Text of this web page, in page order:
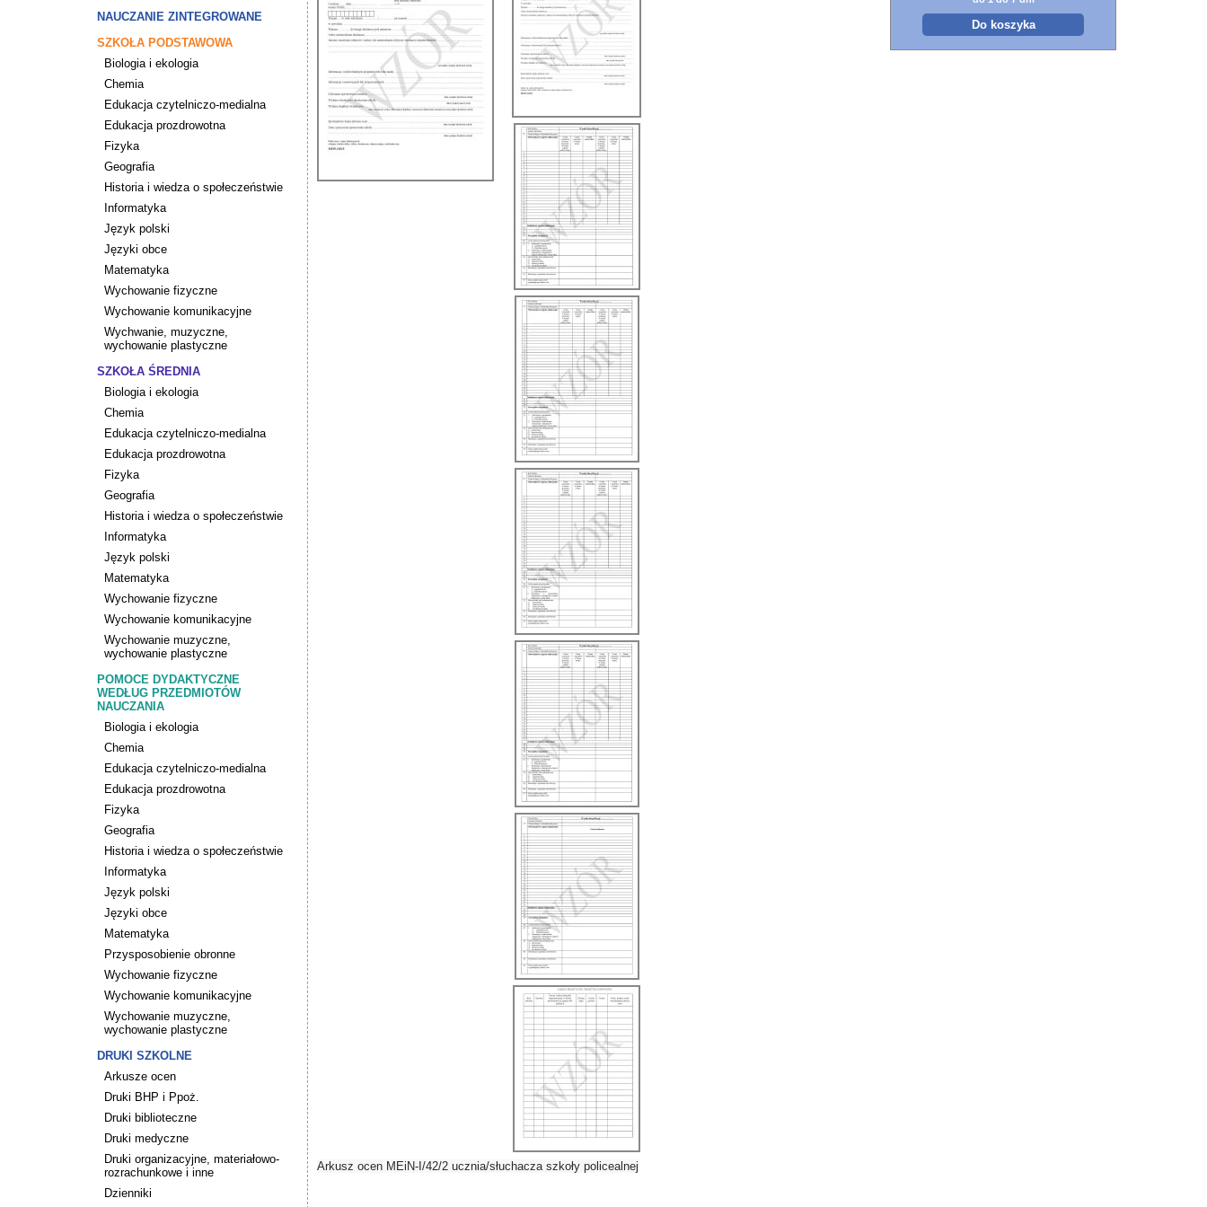
NAUCZANIE ZINTEGROWANE
SZKOŁA PODSTAWOWA
Biologia i ekologia
Chemia
Edukacja czytelniczo-medialna
Edukacja prozdrowotna
Fizyka
Geografia
Historia i wiedza o społeczeństwie
Informatyka
Język polski
Języki obce
Matematyka
Wychowanie fizyczne
Wychowanie komunikacyjne
Wychwanie, muzyczne,
wychowanie plastyczne
SZKOŁA ŚREDNIA
Biologia i ekologia
Chemia
Edukacja czytelniczo-medialna
Edukacja prozdrowotna
Fizyka
Geografia
Historia i wiedza o społeczeństwie
Informatyka
Język polski
Matematyka
Wychowanie fizyczne
Wychowanie komunikacyjne
Wychowanie muzyczne,
wychowanie plastyczne
POMOCE DYDAKTYCZNE
WEDŁUG PRZEDMIOTÓW
NAUCZANIA
Biologia i ekologia
Chemia
Edukacja czytelniczo-medialna
Edukacja prozdrowotna
Fizyka
Geografia
Historia i wiedza o społeczeństwie
Informatyka
Język polski
Języki obce
Matematyka
Przysposobienie obronne
Wychowanie fizyczne
Wychowanie komunikacyjne
Wychowanie muzyczne,
wychowanie plastyczne
DRUKI SZKOLNE
Arkusze ocen
Druki BHP i Ppoż.
Druki biblioteczne
Druki medyczne
Druki organizacyjne, materiałowo-
rozrachunkowe i inne
Dzienniki
Do koszyka
Arkusz ocen MEiN-I/42/2 ucznia/słuchacza szkoły policealnej